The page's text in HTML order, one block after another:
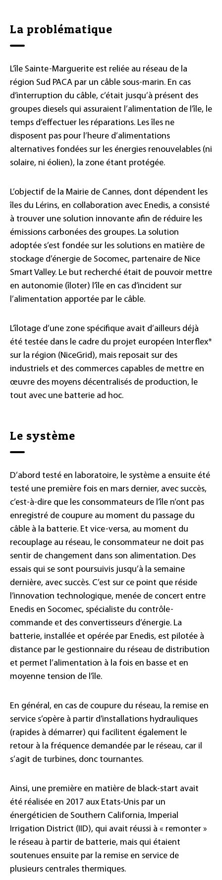
La problématique
L’île Sainte-Marguerite est reliée au réseau de la
région Sud PACA par un câble sous-marin. En cas
d’interruption du câble, c’était jusqu’à présent des
groupes diesels qui assuraient l’alimentation de l’île, le
temps d’effectuer les réparations. Les îles ne
disposent pas pour l’heure d’alimentations
alternatives fondées sur les énergies renouvelables (ni
solaire, ni éolien), la zone étant protégée.
L’objectif de la Mairie de Cannes, dont dépendent les
îles du Lérins, en collaboration avec Enedis, a consisté
à trouver une solution innovante afin de réduire les
émissions carbonées des groupes. La solution
adoptée s’est fondée sur les solutions en matière de
stockage d’énergie de Socomec, partenaire de Nice
Smart Valley. Le but recherché était de pouvoir mettre
en autonomie (îloter) l’île en cas d’incident sur
l’alimentation apportée par le câble.
L’îlotage d’une zone spécifique avait d’ailleurs déjà
été testée dans le cadre du projet européen Interflex*
sur la région (NiceGrid), mais reposait sur des
industriels et des commerces capables de mettre en
œuvre des moyens décentralisés de production, le
tout avec une batterie ad hoc.
Le système
D’abord testé en laboratoire, le système a ensuite été
testé une première fois en mars dernier, avec succès,
c’est-à-dire que les consommateurs de l’île n’ont pas
enregistré de coupure au moment du passage du
câble à la batterie. Et vice-versa, au moment du
recouplage au réseau, le consommateur ne doit pas
sentir de changement dans son alimentation. Des
essais qui se sont poursuivis jusqu’à la semaine
dernière, avec succès. C’est sur ce point que réside
l’innovation technologique, menée de concert entre
Enedis en Socomec, spécialiste du contrôle-
commande et des convertisseurs d’énergie. La
batterie, installée et opérée par Enedis, est pilotée à
distance par le gestionnaire du réseau de distribution
et permet l’alimentation à la fois en basse et en
moyenne tension de l’île.
En général, en cas de coupure du réseau, la remise en
service s’opère à partir d’installations hydrauliques
(rapides à démarrer) qui facilitent également le
retour à la fréquence demandée par le réseau, car il
s’agit de turbines, donc tournantes.
Ainsi, une première en matière de black-start avait
été réalisée en 2017 aux Etats-Unis par un
énergéticien de Southern California, Imperial
Irrigation District (IID), qui avait réussi à « remonter »
le réseau à partir de batterie, mais qui étaient
soutenues ensuite par la remise en service de
plusieurs centrales thermiques.